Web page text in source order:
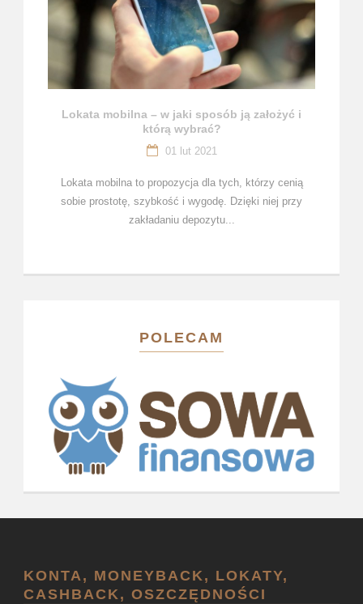
Lokata mobilna – w jaki sposób ją założyć i
którą wybrać?
01 lut 2021
Lokata mobilna to propozycja dla tych, którzy cenią
sobie prostotę, szybkość i wygodę. Dzięki niej przy
zakładaniu depozytu...
POLECAM
KONTA, MONEYBACK, LOKATY,
CASHBACK, OSZCZĘDNOŚCI